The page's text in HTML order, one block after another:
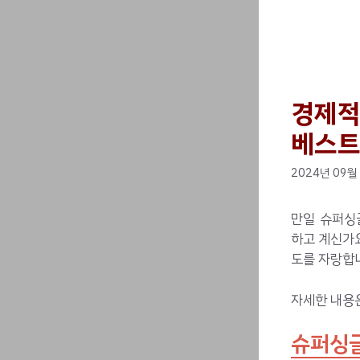
경제
베스
2024년 09
만일 슈퍼
하고 계신
도를 자랑합
자세한 내용
슈퍼싱